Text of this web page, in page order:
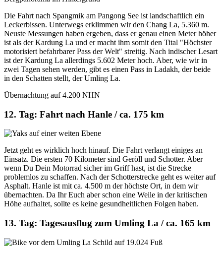
Die Fahrt nach Spangmik am Pangong See ist landschaftlich ein
Leckerbissen. Unterwegs erklimmen wir den Chang La, 5.360 m.
Neuste Messungen haben ergeben, dass er genau einen Meter höher
ist als der Kardung La und er macht ihm somit den Tital "Höchster
motorisiert befahrbarer Pass der Welt" streitig. Nach indischer Lesart
ist der Kardung La allerdings 5.602 Meter hoch. Aber, wie wir in
zwei Tagen sehen werden, gibt es einen Pass in Ladakh, der beide
in den Schatten stellt, der Umling La.
Übernachtung auf 4.200 NHN
12. Tag: Fahrt nach Hanle / ca. 175 km
Jetzt geht es wirklich hoch hinauf. Die Fahrt verlangt einiges an
Einsatz. Die ersten 70 Kilometer sind Geröll und Schotter. Aber
wenn Du Dein Motorrad sicher im Griff hast, ist die Strecke
problemlos zu schaffen. Nach der Schotterstrecke geht es weiter auf
Asphalt. Hanle ist mit ca. 4.500 m der höchste Ort, in dem wir
übernachten. Da Ihr Euch aber schon eine Weile in der kritischen
Höhe aufhaltet, sollte es keine gesundheitlichen Folgen haben.
13. Tag: Tagesausflug zum Umling La / ca. 165 km